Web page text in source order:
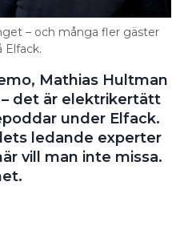
– och många fler gäster
Elfack.
Mathias Hultman
– det är elektrikertätt
under Elfack.
ledande experter
vill man inte missa.